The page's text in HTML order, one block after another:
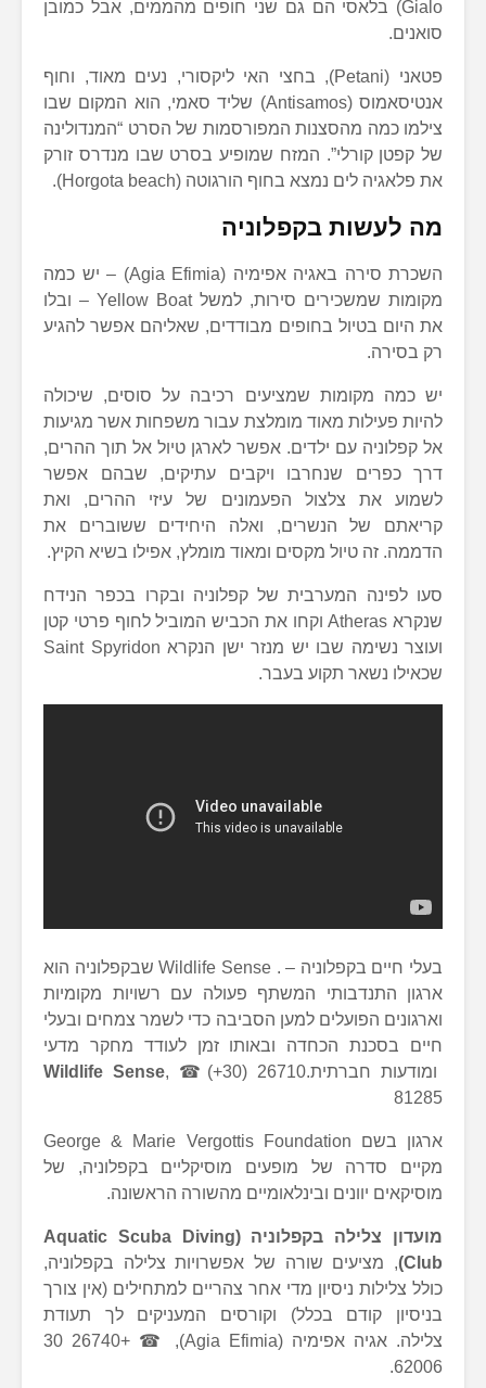
Gialo) בלאסי הם גם שני חופים מהממים, אבל כמובן
סואנים.
פטאני (Petani), בחצי האי ליקסורי, נעים מאוד, וחוף
אנטיסאמוס (Antisamos) שליד סאמי, הוא המקום שבו
צילמו כמה מהסצנות המפורסמות של הסרט “המנדולינה
של קפטן קורלי”. המזח שמופיע בסרט שבו מנדרס זורק
את פלאגיה לים נמצא בחוף הורגוטה (Horgota beach).
מה לעשות בקפלוניה
השכרת סירה באגיה אפימיה (Agia Efimia) – יש כמה
מקומות שמשכירים סירות, למשל Yellow Boat – ובלו
את היום בטיול בחופים מבודדים, שאליהם אפשר להגיע
רק בסירה.
יש כמה מקומות שמציעים רכיבה על סוסים, שיכולה
להיות פעילות מאוד מומלצת עבור משפחות אשר מגיעות
אל קפלוניה עם ילדים. אפשר לארגן טיול אל תוך ההרים,
דרך כפרים שנחרבו ויקבים עתיקים, שבהם אפשר
לשמוע את צלצול הפעמונים של עיזי ההרים, ואת
קריאתם של הנשרים, ואלה היחידים ששוברים את
הדממה. זה טיול מקסים ומאוד מומלץ, אפילו בשיא הקיץ.
סעו לפינה המערבית של קפלוניה ובקרו בכפר הנידח
שנקרא Atheras וקחו את הכביש המוביל לחוף פרטי קטן
ועוצר נשימה שבו יש מנזר ישן הנקרא Saint Spyridon
שכאילו נשאר תקוע בעבר.
בעלי חיים בקפלוניה – . Wildlife Sense שבקפלוניה הוא
ארגון התנדבותי המשתף פעולה עם רשויות מקומיות
וארגונים הפועלים למען הסביבה כדי לשמר צמחים ובעלי
חיים בסכנת הכחדה ובאותו זמן לעודד מחקר מדעי
ומודעות חברתית.
Wildlife Sense, ☎(+30) 26710
81285
ארגון בשם George & Marie Vergottis Foundation
מקיים סדרה של מופעים מוסיקליים בקפלוניה, של
מוסיקאים יוונים ובינלאומיים מהשורה הראשונה.
מועדון צלילה בקפלוניה (Aquatic Scuba Diving
Club
), מציעים שורה של אפשרויות צלילה בקפלוניה,
כולל צלילות ניסיון מדי אחר צהריים למתחילים (אין צורך
בניסיון קודם בכלל) וקורסים המעניקים לך תעודת
צלילה. אגיה אפימיה (Agia Efimia), ☎ +30 26740
62006.